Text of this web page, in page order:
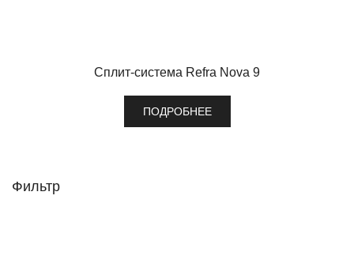
Сплит-система Refra Nova 9
ПОДРОБНЕЕ
Фильтр